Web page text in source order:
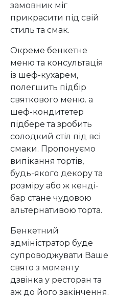
замовник міг
прикрасити під свій
стиль та смак.
Окреме бенкетне
меню та консультація
із шеф-кухарем,
полегшить підбір
святкового меню. а
шеф-кондитетер
підбере та зробить
солодкий стіл під всі
смаки. Пропонуємо
випікання тортів,
будь-якого декору та
розміру або ж кенді-
бар стане чудовою
альтернативою торта.
Бенкетний
адміністратор буде
супроводжувати Ваше
свято з моменту
дзвінка у ресторан та
аж до його закінчення.